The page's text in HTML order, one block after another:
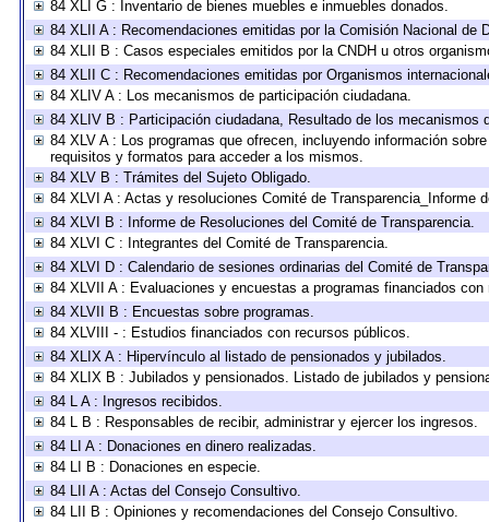
84 XLI G : Inventario de bienes muebles e inmuebles donados.
84 XLII A : Recomendaciones emitidas por la Comisión Nacional de
84 XLII B : Casos especiales emitidos por la CNDH u otros
84 XLII C : Recomendaciones emitidas por Organismos
84 XLIV A : Los mecanismos de participación ciudadana.
84 XLIV B : Participación ciudadana, Resultado de los mecanismos
84 XLV A : Los programas que ofrecen, incluyendo información
requisitos y formatos para acceder a los mismos.
84 XLV B : Trámites del Sujeto Obligado.
84 XLVI A : Actas y resoluciones Comité de Transparencia_Informe
84 XLVI B : Informe de Resoluciones del Comité de Transparencia.
84 XLVI C : Integrantes del Comité de Transparencia.
84 XLVI D : Calendario de sesiones ordinarias del Comité de
84 XLVII A : Evaluaciones y encuestas a programas financiados con
84 XLVII B : Encuestas sobre programas.
84 XLVIII - : Estudios financiados con recursos públicos.
84 XLIX A : Hipervínculo al listado de pensionados y jubilados.
84 XLIX B : Jubilados y pensionados. Listado de jubilados y
84 L A : Ingresos recibidos.
84 L B : Responsables de recibir, administrar y ejercer los ingresos.
84 LI A : Donaciones en dinero realizadas.
84 LI B : Donaciones en especie.
84 LII A : Actas del Consejo Consultivo.
84 LII B : Opiniones y recomendaciones del Consejo Consultivo.